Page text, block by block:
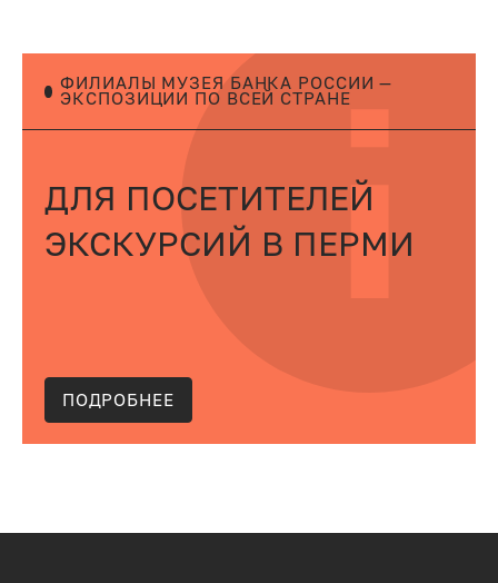
ФИЛИАЛЫ МУЗЕЯ БАНКА РОССИИ —
ЭКСПОЗИЦИИ ПО ВСЕЙ СТРАНЕ
ДЛЯ ПОСЕТИТЕЛЕЙ
ЭКСКУРСИЙ В ПЕРМИ
ПОДРОБНЕЕ